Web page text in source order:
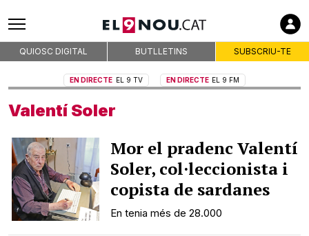
Empreses col·laboradores
Premsa d'Osona
Publicitat
Qui som
On som
Codi deontològic
Premis
QUIOSC DIGITAL BUTLLETINS SUBSCRIU-TE
EN DIRECTE EL 9 TV EN DIRECTE EL 9 FM
Valentí Soler
Mor el pradenc Valentí
Soler, col·leccionista i
copista de sardanes
En tenia més de 28.000